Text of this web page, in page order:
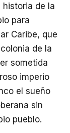
de la
para
Caribe, que
de la
sometida
imperio
el sueño
sin
pueblo.